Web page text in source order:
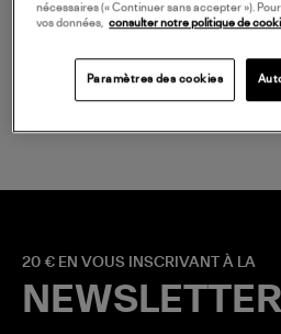
LIVRAISON
à partir de 150 €
20 € EN VOUS INSCRIVANT À LA
NEWSLETTER
nécessaires (« Continuer sans accepter »).
vos données, consulter notre politique de
Paramètres des cookies